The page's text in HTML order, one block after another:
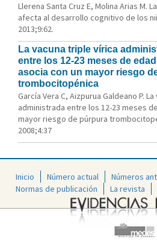
Llerena Santa Cruz E, Molina Arias M.
afecta al desarrollo cognitivo de los
2013;9:62.
La vacuna triple vírica
entre los 12-23 meses de
asocia con un mayor riesgo
trombocitopénica
García Vera C, Aizpurua Galdeano P.
administrada entre los 12-23 meses
mayor riesgo de púrpura
2008;4:37
Inicio Número actual
Números
Normas de publicación
La revista